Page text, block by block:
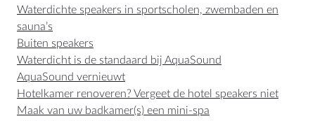
Waterdichte speakers in sportscholen, zwembaden en
sauna’s
Buiten speakers
Waterdicht is de standaard bij AquaSound
AquaSound vernieuwt
Hotelkamer renoveren? Vergeet de hotel speakers niet
Maak van uw badkamer(s) een mini-spa